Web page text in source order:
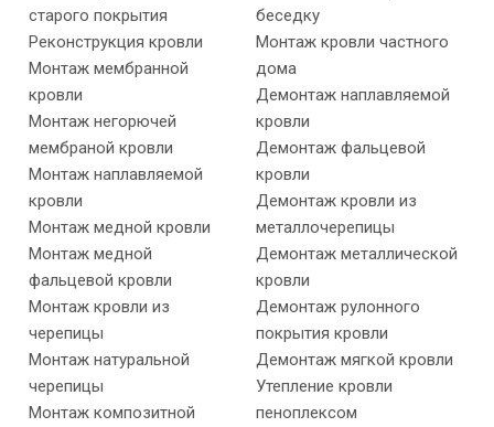
старого покрытия
Реконструкция кровли
Монтаж мембранной
кровли
Монтаж негорючей
мембраной кровли
Монтаж наплавляемой
кровли
Монтаж медной кровли
Монтаж медной
фальцевой кровли
Монтаж кровли из
черепицы
Монтаж натуральной
черепицы
Монтаж композитной
беседку
Монтаж кровли частного
дома
Демонтаж наплавляемой
кровли
Демонтаж фальцевой
кровли
Демонтаж кровли из
металлочерепицы
Демонтаж металлической
кровли
Демонтаж рулонного
покрытия кровли
Демонтаж мягкой кровли
Утепление кровли
пеноплексом